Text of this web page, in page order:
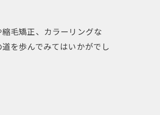
毛矯正、カラーリングな
を歩んでみてはいかがでし